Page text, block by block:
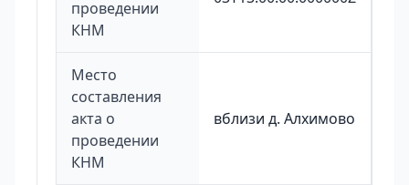
проведении
КНМ
Место
составления
акта о
проведении
КНМ
вблизи д. Алхимово